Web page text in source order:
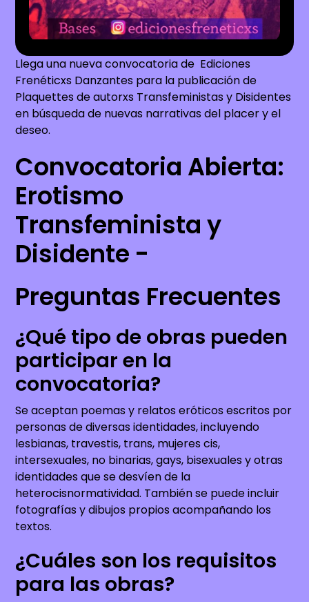
Llega una nueva convocatoria de Ediciones
Frenéticxs Danzantes para la publicación de
Plaquettes de autorxs Transfeministas y Disidentes
en búsqueda de nuevas narrativas del placer y el
deseo.
Convocatoria Abierta:
Erotismo
Transfeminista y
Disidente -
Preguntas Frecuentes
¿Qué tipo de obras pueden
participar en la
convocatoria?
Se aceptan poemas y relatos eróticos escritos por
personas de diversas identidades, incluyendo
lesbianas, travestis, trans, mujeres cis,
intersexuales, no binarias, gays, bisexuales y otras
identidades que se desvíen de la
heterocisnormatividad. También se puede incluir
fotografías y dibujos propios acompañando los
textos.
¿Cuáles son los requisitos
para las obras?